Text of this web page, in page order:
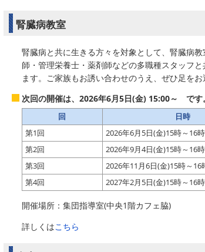
腎臓病教室
腎臓病と共に生きる方々を対象として、腎臓病
師・管理栄養士・薬剤師などの多職種スタッフ
ます。ご家族もお誘い合わせのうえ、ぜひ足をお
次回の開催は、2026年6月5日(金) 15:00～ です。
回 日時
第1回
2026年6月5日(金)15時～16時
第2回
2026年9月4日(金)15時～16時
第3回
2026年11月6日(金)15時～16
第4回
2027年2月5日(金)15時～16時
開催場所：集団指導室(中央1階カフェ脇)
詳しくはこちら